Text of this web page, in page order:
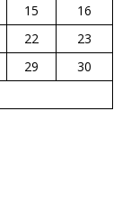
15
16
22
23
29
30